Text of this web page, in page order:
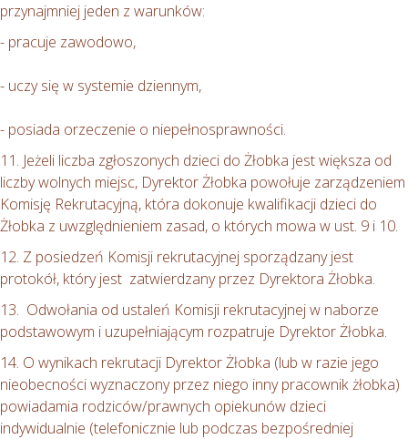
przynajmniej jeden z warunków:
- pracuje zawodowo,
- uczy się w systemie dziennym,
- posiada orzeczenie o niepełnosprawności.
11. Jeżeli liczba zgłoszonych dzieci do Żłobka jest większa od
liczby wolnych miejsc, Dyrektor Żłobka powołuje zarządzeniem
Komisję Rekrutacyjną, która dokonuje kwalifikacji dzieci do
Żłobka z uwzględnieniem zasad, o których mowa w ust. 9 i 10.
12. Z posiedzeń Komisji rekrutacyjnej sporządzany jest
protokół, który jest zatwierdzany przez Dyrektora Żłobka.
13. Odwołania od ustaleń Komisji rekrutacyjnej w naborze
podstawowym i uzupełniającym rozpatruje Dyrektor Żłobka.
14. O wynikach rekrutacji Dyrektor Żłobka (lub w razie jego
nieobecności wyznaczony przez niego inny pracownik żłobka)
powiadamia rodziców/prawnych opiekunów dzieci
indywidualnie (telefonicznie lub podczas bezpośredniej